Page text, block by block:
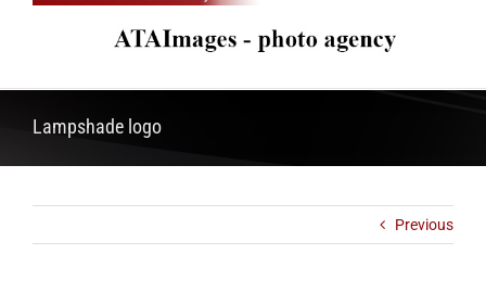
Lampshade logo
Previous